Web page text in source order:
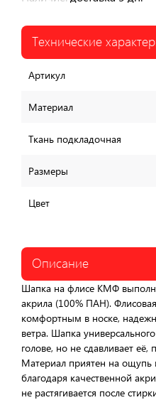
Технические
Артикул
Материал
Ткань подкладочная
Размеры
Цвет
Описание
Шапка на флисе КМФ
акрила (100% ПАН).
комфортным в носке,
ветра. Шапка
голове, но не сдавливает её,
Материал приятен на ощупь
благодаря качественной
не растягивается после